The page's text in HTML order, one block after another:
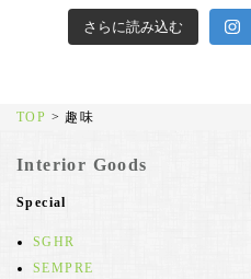
さらに読み込む
TOP > 趣味
Interior Goods
Special
SGHR
SEMPRE